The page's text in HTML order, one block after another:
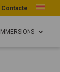
Contacte